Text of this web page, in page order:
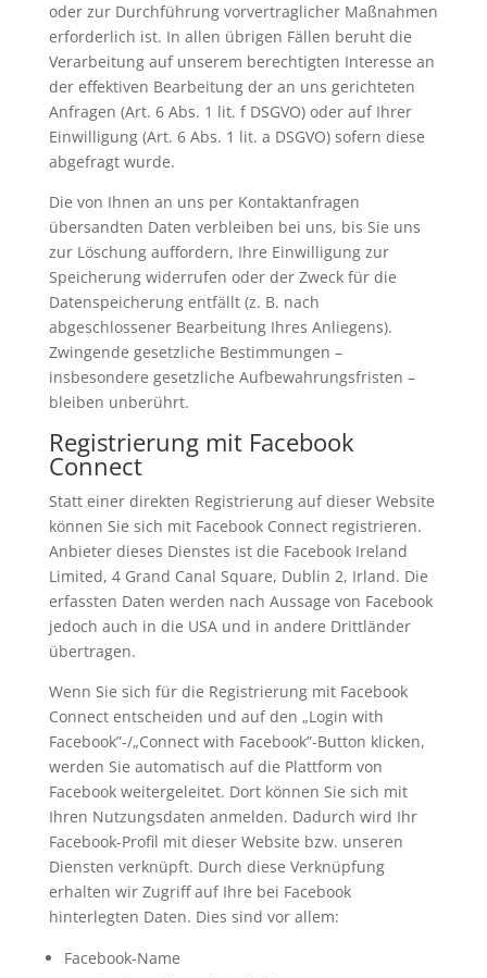
oder zur Durchführung vorvertraglicher Maßnahmen
erforderlich ist. In allen übrigen Fällen beruht die
Verarbeitung auf unserem berechtigten Interesse an
der effektiven Bearbeitung der an uns gerichteten
Anfragen (Art. 6 Abs. 1 lit. f DSGVO) oder auf Ihrer
Einwilligung (Art. 6 Abs. 1 lit. a DSGVO) sofern diese
abgefragt wurde.
Die von Ihnen an uns per Kontaktanfragen
übersandten Daten verbleiben bei uns, bis Sie uns
zur Löschung auffordern, Ihre Einwilligung zur
Speicherung widerrufen oder der Zweck für die
Datenspeicherung entfällt (z. B. nach
abgeschlossener Bearbeitung Ihres Anliegens).
Zwingende gesetzliche Bestimmungen –
insbesondere gesetzliche Aufbewahrungsfristen –
bleiben unberührt.
Registrierung mit Facebook
Connect
Statt einer direkten Registrierung auf dieser Website
können Sie sich mit Facebook Connect registrieren.
Anbieter dieses Dienstes ist die Facebook Ireland
Limited, 4 Grand Canal Square, Dublin 2, Irland. Die
erfassten Daten werden nach Aussage von Facebook
jedoch auch in die USA und in andere Drittländer
übertragen.
Wenn Sie sich für die Registrierung mit Facebook
Connect entscheiden und auf den „Login with
Facebook”-/„Connect with Facebook”-Button klicken,
werden Sie automatisch auf die Plattform von
Facebook weitergeleitet. Dort können Sie sich mit
Ihren Nutzungsdaten anmelden. Dadurch wird Ihr
Facebook-Profil mit dieser Website bzw. unseren
Diensten verknüpft. Durch diese Verknüpfung
erhalten wir Zugriff auf Ihre bei Facebook
hinterlegten Daten. Dies sind vor allem:
Facebook-Name